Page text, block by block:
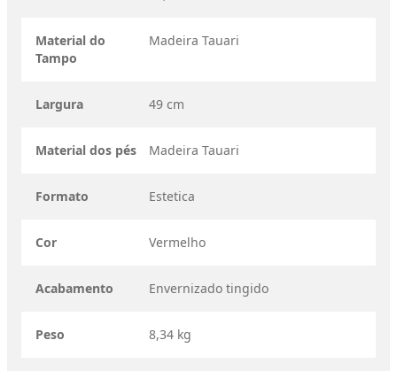
Material do
Tampo
Madeira Tauari
Largura 49 cm
Material dos pés Madeira Tauari
Formato Estetica
Cor Vermelho
Acabamento Envernizado tingido
Peso 8,34 kg